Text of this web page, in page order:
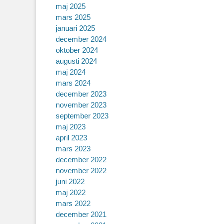
maj 2025
mars 2025
januari 2025
december 2024
oktober 2024
augusti 2024
maj 2024
mars 2024
december 2023
november 2023
september 2023
maj 2023
april 2023
mars 2023
december 2022
november 2022
juni 2022
maj 2022
mars 2022
december 2021